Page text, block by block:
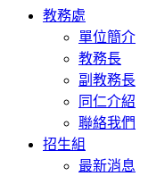
Toggle
navigation
教務處
單位簡介
教務長
副教務長
同仁介紹
聯絡我們
招生組
最新消息